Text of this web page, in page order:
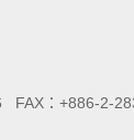
FAX：+886-2-